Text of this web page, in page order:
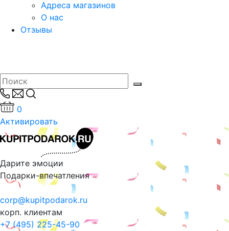
Адреса магазинов
О нас
Отзывы
0
Активировать
Дарите эмоции
Подарки-впечатления
corp@kupitpodarok.ru
корп. клиентам
+7 (495) 225-45-90